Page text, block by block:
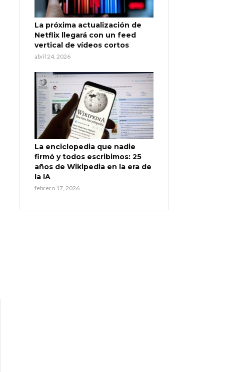
La próxima actualización de
Netflix llegará con un feed
vertical de vídeos cortos
abril 24, 2026
La enciclopedia que nadie
firmó y todos escribimos: 25
años de Wikipedia en la era de
la IA
febrero 17, 2026